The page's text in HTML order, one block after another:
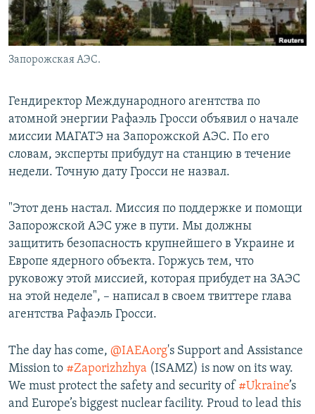
Հայերեն
English
Все сайты Радио Азатутюн
Запорожская АЭС.
Гендиректор Международного агентства по
атомной энергии Рафаэль Гросси объявил о начале
миссии МАГАТЭ на Запорожской АЭС. По его
словам, эксперты прибудут на станцию в течение
недели. Точную дату Гросси не назвал.
"Этот день настал. Миссия по поддержке и помощи
Запорожской АЭС уже в пути. Мы должны
защитить безопасность крупнейшего в Украине и
Европе ядерного объекта. Горжусь тем, что
руковожу этой миссией, которая прибудет на ЗАЭС
на этой неделе", – написал в своем твиттере глава
агентства Рафаэль Гросси.
The day has come, @IAEAorg's Support and Assistance
Mission to #Zaporizhzhya (ISAMZ) is now on its way.
We must protect the safety and security of #Ukraine’s
and Europe’s biggest nuclear facility. Proud to lead this